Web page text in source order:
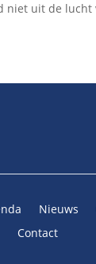
niet uit de lucht
Nieuws
Contact